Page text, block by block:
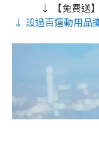
↓ 【免費送
↓ 設過百運動用品